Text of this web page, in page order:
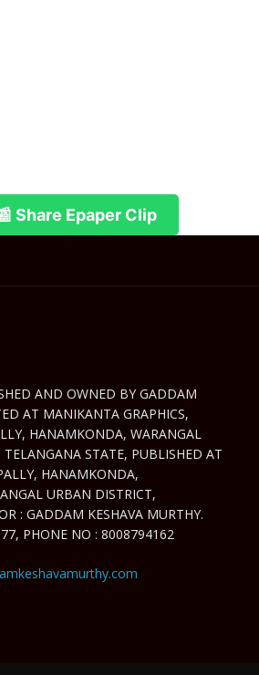
Share Epaper Clip
AND OWNED BY GADDAM
AT MANIKANTA GRAPHICS,
HANAMKONDA, WARANGAL
STATE, PUBLISHED AT
HANAMKONDA,
URBAN DISTRICT,
: GADDAM KESHAVA MURTHY.
PHONE NO : 8008794162